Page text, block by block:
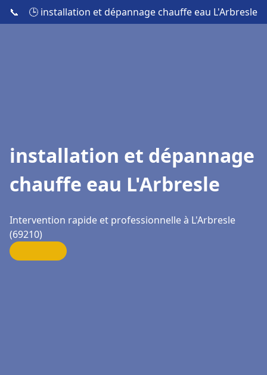
📞 🕒 installation et dépannage chauffe eau L'Arbresle
installation et dépannage
chauffe eau L'Arbresle
Intervention rapide et professionnelle à L'Arbresle
(69210)